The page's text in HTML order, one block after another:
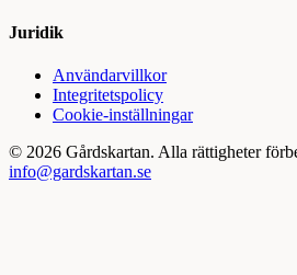
Juridik
Användarvillkor
Integritetspolicy
Cookie-inställningar
© 2026 Gårdskartan. Alla rättigheter
info@gardskartan.se